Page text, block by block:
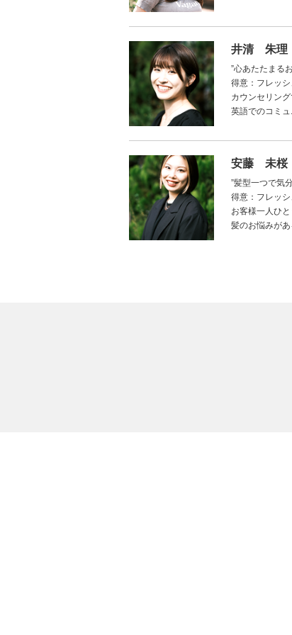
井清 朱理
”心あたたまる
得意：フレッ
カウンセリン
英語でのコミ
安藤 未桜
”髪型一つで気
得意：フレッ
お客様一人ひ
髪のお悩みが